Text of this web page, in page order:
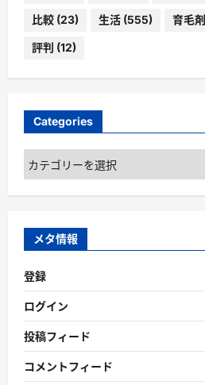
比較 (23) 生活 (555) 育毛剤
評判 (12)
Categories
Categories
メタ情報
登録
ログイン
投稿フィード
コメントフィード